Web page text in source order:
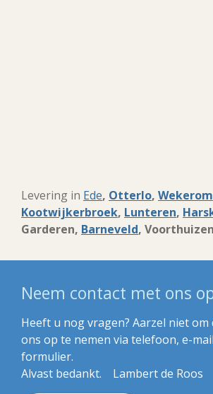
Levering in Ede, Otterlo, Wekerom
Kootwijkerbroek, Lunteren,
Garderen, Barneveld,
Neem contact met ons
Heeft u nog vragen? Aarzel niet om
ons op te nemen via telefoon, e-
formulier.
Alvast bedankt. Lambert de Roos